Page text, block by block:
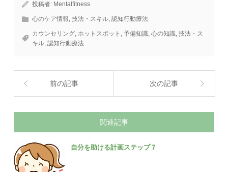
投稿者: Mentalfitness
心のケア情報,技法・スキル,認知行動療法
カウンセリング,ホットスポット ,予備知識,心の知識,技法・ス
キル,認知行動療法
前の記事 次の記事
関連記事
自分を助ける計画ステップ７